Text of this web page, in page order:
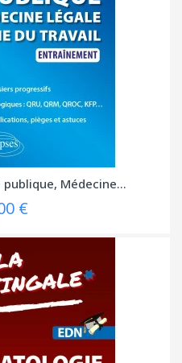
Médecine...
€